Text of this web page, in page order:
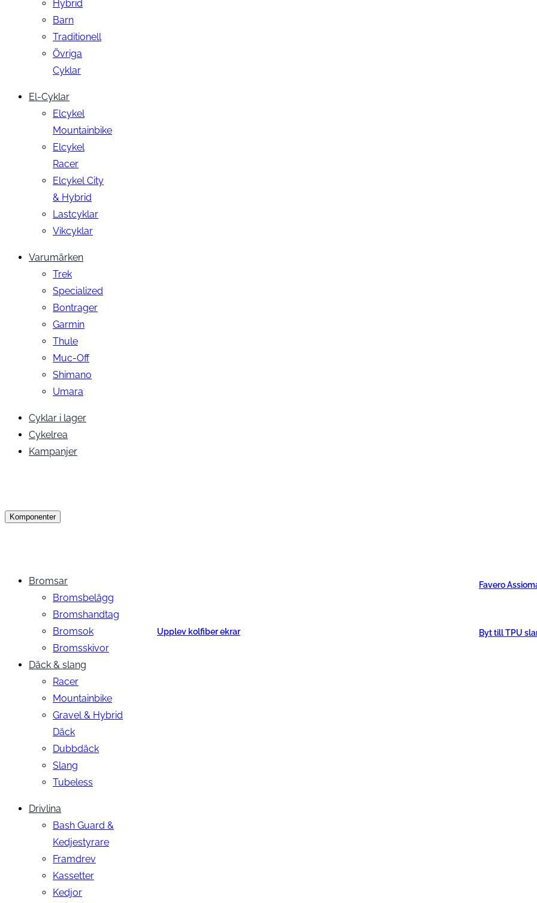
Hybrid
Barn
Traditionell
Övriga
Cyklar
El-Cyklar
Elcykel
Mountainbike
Elcykel
Racer
Elcykel City
& Hybrid
Lastcyklar
Vikcyklar
Varumärken
Trek
Specialized
Bontrager
Garmin
Thule
Muc-Off
Shimano
Umara
Cyklar i lager
Cykelrea
Kampanjer
Komponenter
Bromsar
Bromsbelägg
Bromshandtag
Bromsok
Bromsskivor
Däck & slang
Racer
Mountainbike
Gravel & Hybrid
Däck
Dubbdäck
Slang
Tubeless
Drivlina
Bash Guard &
Kedjestyrare
Framdrev
Kassetter
Kedjor
Upplev kolfiber ekrar
Favero
Byt till TPU